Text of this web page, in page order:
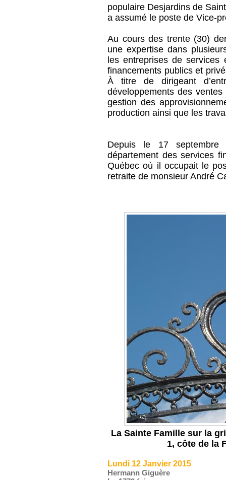
populaire Desjardins de
a assumé le poste de Vice-
Au cours des trente (30)
une expertise dans
les entreprises de services
financements publics et
À titre de dirigeant
développements des
gestion des
production ainsi que les
Depuis le 17
département des services
Québec où il occupait le
retraite de monsieur André
La Sainte Famille sur la
1, côte de la
Lundi 12 Janvier 2015
Hermann Giguère